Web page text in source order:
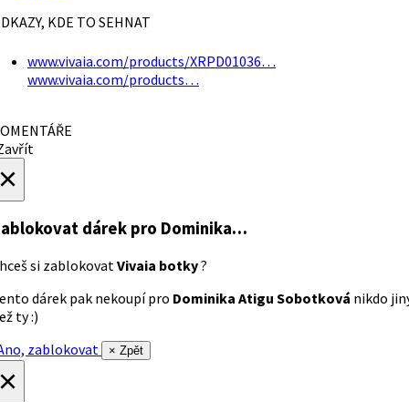
KDE TO SEHNAT
www.vivaia.com/products/XRPD01036…
www.vivaia.com/products…
dárek pro Dominika…
si zablokovatVivaia botky?
dárek pak nekoupí pro Dominika Atigu Sobotková nikdo
ty :)
zablokovat
× Zpět